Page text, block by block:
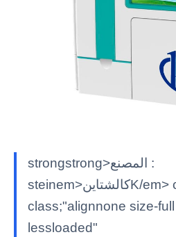
strongstrong>المصنع :
steinem>كالشتاينK/em> classimg
class;"alignnone size-
lessloaded"